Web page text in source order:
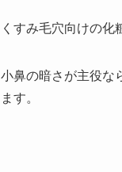
くすみ毛穴向けの化
小鼻の暗さが主役な
ます。